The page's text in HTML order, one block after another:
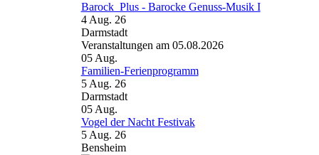
Barock_Plus - Barocke Genuss-Musik I
4 Aug. 26
Darmstadt
Veranstaltungen am 05.08.2026
05 Aug.
Familien-Ferienprogramm
5 Aug. 26
Darmstadt
05 Aug.
Vogel der Nacht Festivak
5 Aug. 26
Bensheim